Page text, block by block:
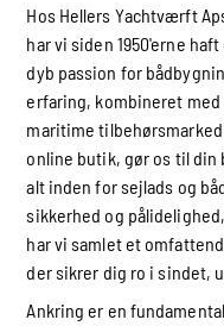
Hos Hellers Yachtværft
har vi siden 1950'erne haft
dyb passion for
erfaring, kombineret
maritime tilbehørsmarked
online butik, gør os til
alt inden for sejlads og
sikkerhed og
har vi samlet et
der sikrer dig ro i sindet,
Ankring er en